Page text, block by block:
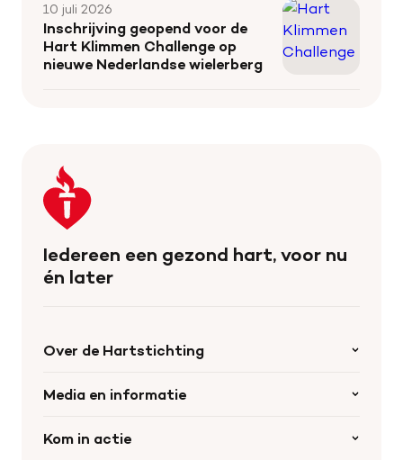
10 juli 2026
Inschrijving geopend voor de
Hart Klimmen Challenge op
nieuwe Nederlandse wielerberg
Keer
terug
naar
homepage
Iedereen een gezond hart, voor nu
én later
Over de Hartstichting
Organisatie
Werken bij de Hartstichting
Media en informatie
Nieuws
Kom in actie